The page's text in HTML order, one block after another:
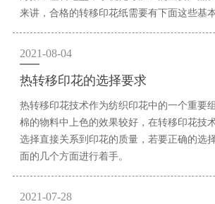
来讲，合格的转移印花纸需要有下面这些基
2021-08-04
热转移印花的选择要求
热转移印花技术作为纺织印花中的一个重要
棉的物料中上色的效果较好，在转移印花技
选择直接关系到印花的质量，若要正确的选
面的几个方面进行着手。
2021-07-28